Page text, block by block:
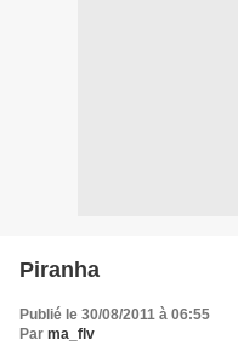
Piranha
Publié le 30/08/2011 à 06:55
Par ma_flv